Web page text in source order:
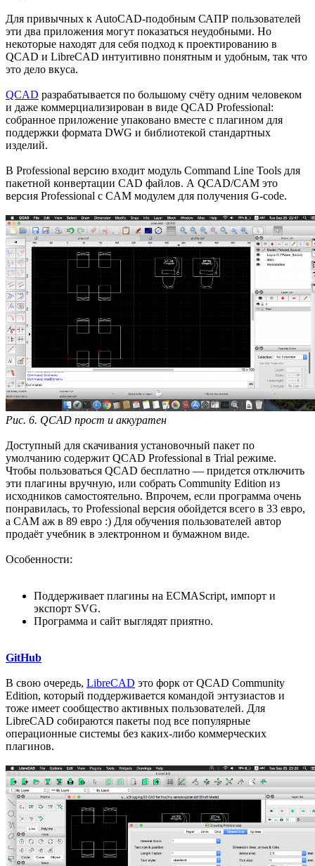
Для привычных к AutoCAD-подобным САПР пользователей
эти два приложения могут показаться неудобными. Но
некоторые находят для себя подход к проектированию в
QCAD и LibreCAD интуитивно понятным и удобным, так что
это дело вкуса.
QCAD разрабатывается по большому счёту одним человеком
и даже коммерциализирован в виде QCAD Professional:
собранное приложение упаковано вместе с плагином для
поддержки формата DWG и библиотекой стандартных
изделий.
В Professional версию входит модуль Command Line Tools для
пакетной конвертации CAD файлов. А QCAD/CAM это
версия Professional с CAM модулем для получения G-code.
Рис. 6. QCAD прост и аккуратен
Доступный для скачивания установочный пакет по
умолчанию содержит QCAD Professional в Trial режиме.
Чтобы пользоваться QCAD бесплатно — придется отключить
эти плагины вручную, или собрать Community Edition из
исходников самостоятельно. Впрочем, если программа очень
понравилась, то Professional версия обойдется всего в 33 евро,
а CAM аж в 89 евро :) Для обучения пользователей автор
продаёт учебник в электронном и бумажном виде.
Особенности:
Поддерживает плагины на ECMAScript, импорт и
экспорт SVG.
Программа и сайт выглядят приятно.
GitHub
В свою очередь, LibreCAD это форк от QCAD Community
Edition, который поддерживается командой энтузиастов и
тоже имеет сообщество активных пользователей. Для
LibreCAD собираются пакеты под все популярные
операционные системы без каких-либо коммерческих
плагинов.